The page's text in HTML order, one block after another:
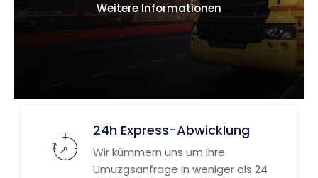
Weitere Informationen
24h Express-Abwicklung
Wir kümmern uns um Ihre
Umuzgsanfrage in weniger als 24